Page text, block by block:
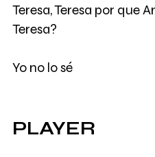
Teresa, Teresa por que
Teresa?
Yo no lo sé
PLAYER